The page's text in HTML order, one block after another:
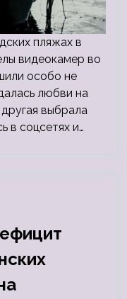
пляжах в
видеокамер во
особо не
любви на
выбрала
в соцсетях и…